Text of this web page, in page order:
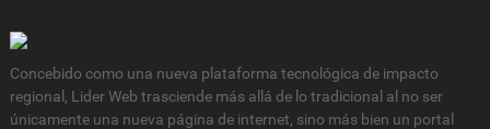
Concebido como una nueva plataforma tecnológica de impacto
regional, Lider Web trasciende más allá de lo tradicional al no ser
únicamente una nueva página de internet, sino más bien un portal